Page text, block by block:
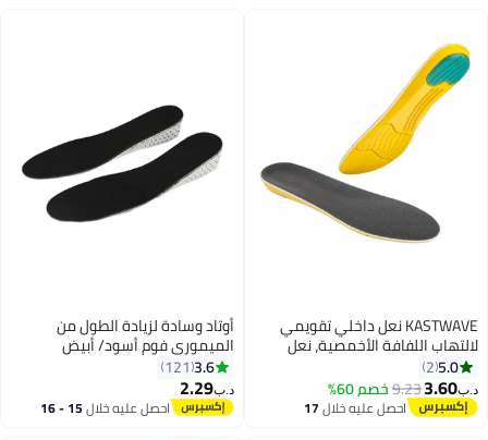
KASTWAVE نعل داخلي تقويمي
اللفافة الأخمصية، نعل
من الإسفنج الذكي، زيادة في
الطول بمقدار 1/2 بوصة، امتصاص
للصدمات ونعل داخلي مريح
5.0
2
3.60
9.23خصم 60%
احصل عليه خلال17
اغسطس
أوتاد وسادة لزيادة الطول من
الميموري فوم أسود/ أبيض
3.6
121
د.ب‏2.29
احصل عليه خلال 15 - 16